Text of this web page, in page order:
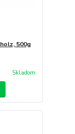
500g
Skladom